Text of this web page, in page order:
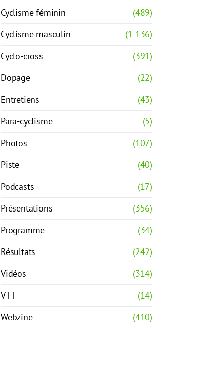
Cyclisme féminin
(489)
Cyclisme masculin
(1 136)
Cyclo-cross
(391)
Dopage
(22)
Entretiens
(43)
Para-cyclisme
(5)
Photos
(107)
Piste
(40)
Podcasts
(17)
Présentations
(356)
Programme
(34)
Résultats
(242)
Vidéos
(314)
VTT
(14)
Webzine
(410)